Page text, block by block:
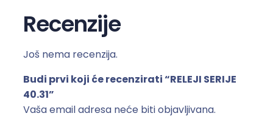
E
R
J
E
4
0
Recenzije
Još nema recenzija.
Budi prvi koji će recenzirati “RELEJI SERIJE
40.31”
Vaša email adresa neće biti objavljivana.